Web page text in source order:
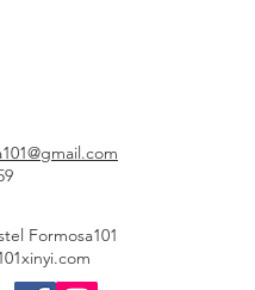
Formosa101